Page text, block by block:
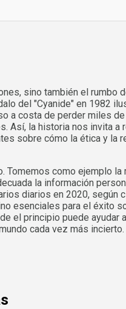
sino también el
del "Cyanide" en 1982
costa de perder miles
la historia nos invita
sobre cómo la ética y la
como ejemplo
la información
diarios en 2020,
esenciales para el éxito
el principio puede
cada vez más incierto.